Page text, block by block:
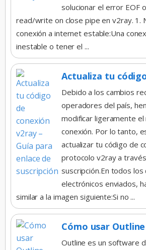
solucionar el error EOF
read/write on close pipe en v2ray. 1.
conexión a internet estable:Una
inestable o tener el ...
Debido a los cambios
operadores del país,
modificar ligeramente
conexión. Por lo tanto,
actualizar tu código de
protocolo v2ray a
suscripción.En todos
electrónicos enviados,
similar a la imagen siguiente:Si no ...
Outline es un software